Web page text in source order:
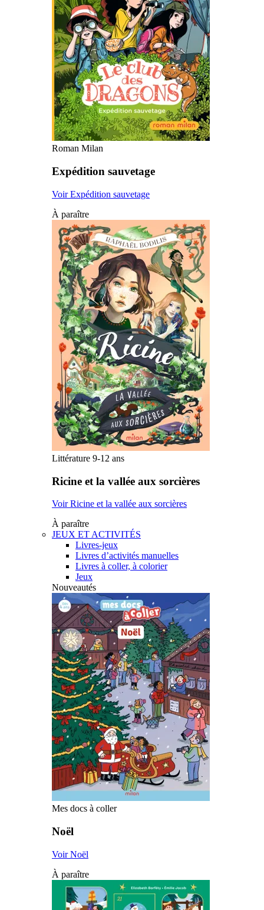
Roman Milan
Expédition sauvetage
Voir Expédition sauvetage
À paraître
Littérature 9-12 ans
Ricine et la vallée aux sorcières
Voir Ricine et la vallée aux sorcières
À paraître
JEUX ET ACTIVITÉS
Livres-jeux
Livres d’activités manuelles
Livres à coller, à colorier
Jeux
Nouveautés
Mes docs à coller
Noël
Voir Noël
À paraître